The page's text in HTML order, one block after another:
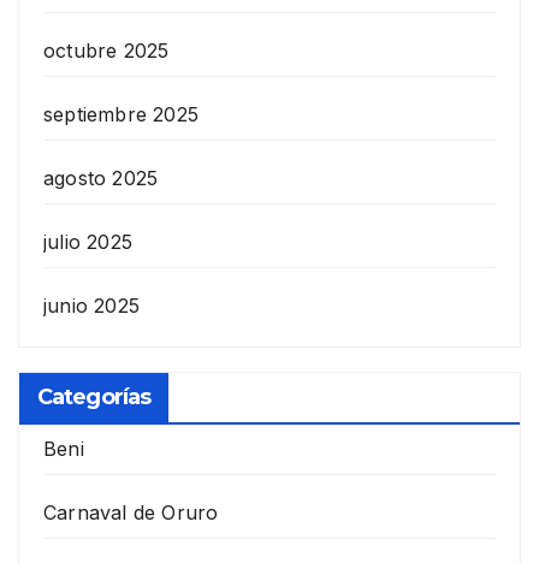
octubre 2025
septiembre 2025
agosto 2025
julio 2025
junio 2025
Categorías
Beni
Carnaval de Oruro